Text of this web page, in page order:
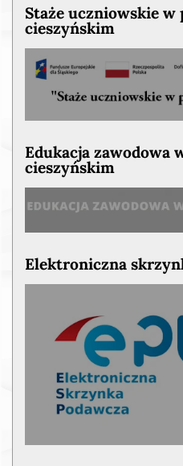
Staże uczniowskie w
cieszyńskim
Edukacja zawodowa
cieszyńskim
Elektroniczna